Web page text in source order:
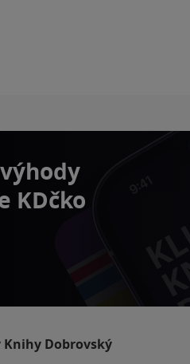
KDčko
Knihy Dobrovský